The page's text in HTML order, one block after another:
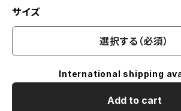
サイズ
選択する（必須）
International shipping
Add to cart